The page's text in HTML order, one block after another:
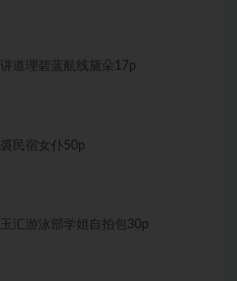
道理碧蓝航线黛朵17p
民宿女仆50p
汇游泳部学姐自拍包30p